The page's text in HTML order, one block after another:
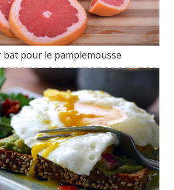
pour le pamplemousse